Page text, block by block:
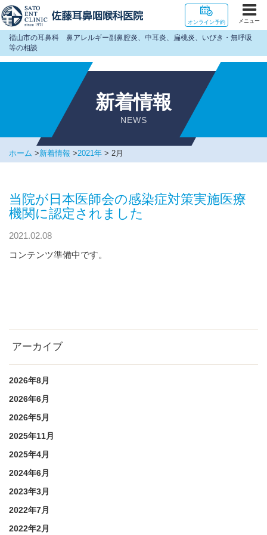
福山市の耳鼻科 鼻アレルギー副鼻腔炎、中耳炎、扁桃炎、いびき・無呼吸
等の相談
オンライン予約 メニュー
新着情報
NEWS
ホーム >新着情報 >2021年 > 2月
当院が日本医師会の感染症対策実施医療
機関に認定されました
2021.02.08
コンテンツ準備中です。
アーカイブ
2026年8月
2026年6月
2026年5月
2025年11月
2025年4月
2024年6月
2023年3月
2022年7月
2022年2月